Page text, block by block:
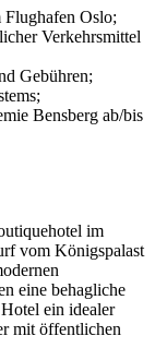
Flughafen Oslo;
Verkehrsmittel
Gebühren;
Bensberg ab/bis
im
vom Königspalast
eine behagliche
ein idealer
mit öffentlichen